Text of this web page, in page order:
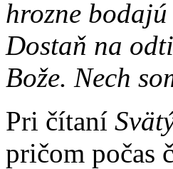
hrozne
Dostaň na
Bože. Nech
Pri čítaní
pričom počas